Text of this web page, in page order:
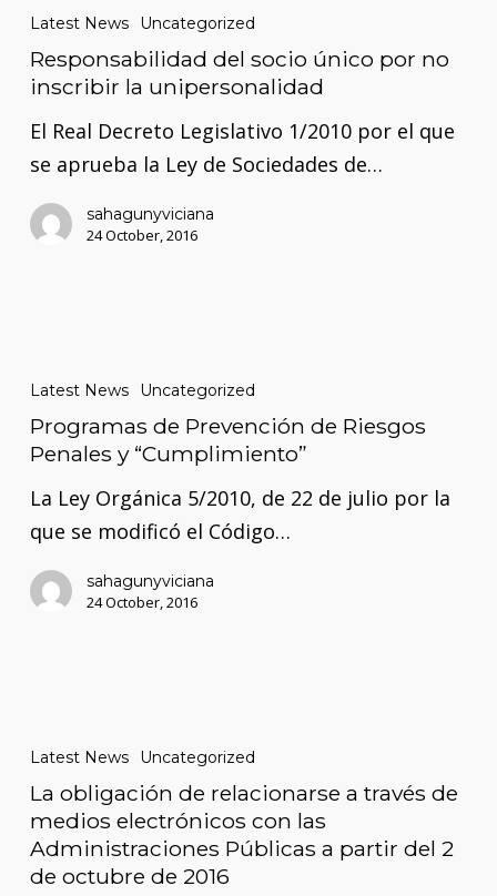
del
socio
único
no
inscribir
la
unipersonalidad
Latest News Uncategorized
Responsabilidad del socio único por no
inscribir la unipersonalidad
El Real Decreto Legislativo 1/2010 por el que
se aprueba la Ley de Sociedades de…
sahagunyviciana
24 October, 2016
de
Prevención
de
Penales
y
“Cumplimiento”
Latest News Uncategorized
Programas de Prevención de Riesgos
Penales y “Cumplimiento”
La Ley Orgánica 5/2010, de 22 de julio por la
que se modificó el Código…
sahagunyviciana
24 October, 2016
obligación
de
relacionarse
a
través
Latest News Uncategorized
La obligación de relacionarse a través de
medios electrónicos con las
Administraciones Públicas a partir del 2
de octubre de 2016